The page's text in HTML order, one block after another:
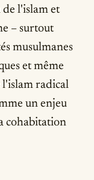
de l'islam et
– surtout
musulmanes
et même
l'islam radical
un enjeu
cohabitation